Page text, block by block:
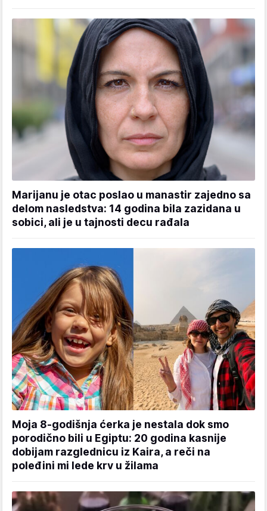
Marijanu je otac poslao u manastir zajedno sa
delom nasledstva: 14 godina bila zazidana u
sobici, ali je u tajnosti decu rađala
Moja 8-godišnja ćerka je nestala dok smo
porodično bili u Egiptu: 20 godina kasnije
dobijam razglednicu iz Kaira, a reči na
poleđini mi lede krv u žilama